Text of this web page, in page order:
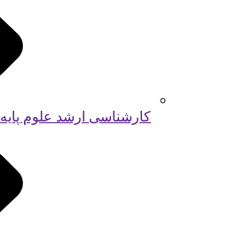
کارشناسی ارشد علوم پایه